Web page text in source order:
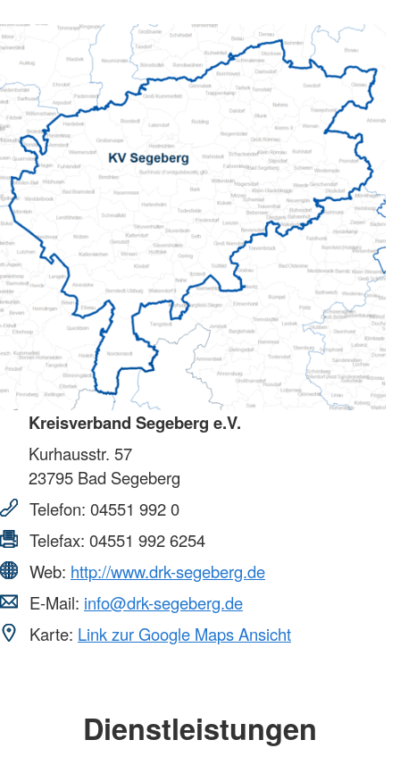
Kreisverband Segeberg e.V.
Kurhausstr. 57
23795 Bad Segeberg
Telefon: 04551 992 0
Telefax: 04551 992 6254
Web: http://www.drk-segeberg.de
E-Mail: info@drk-segeberg.de
Karte: Link zur Google Maps Ansicht
Dienstleistungen